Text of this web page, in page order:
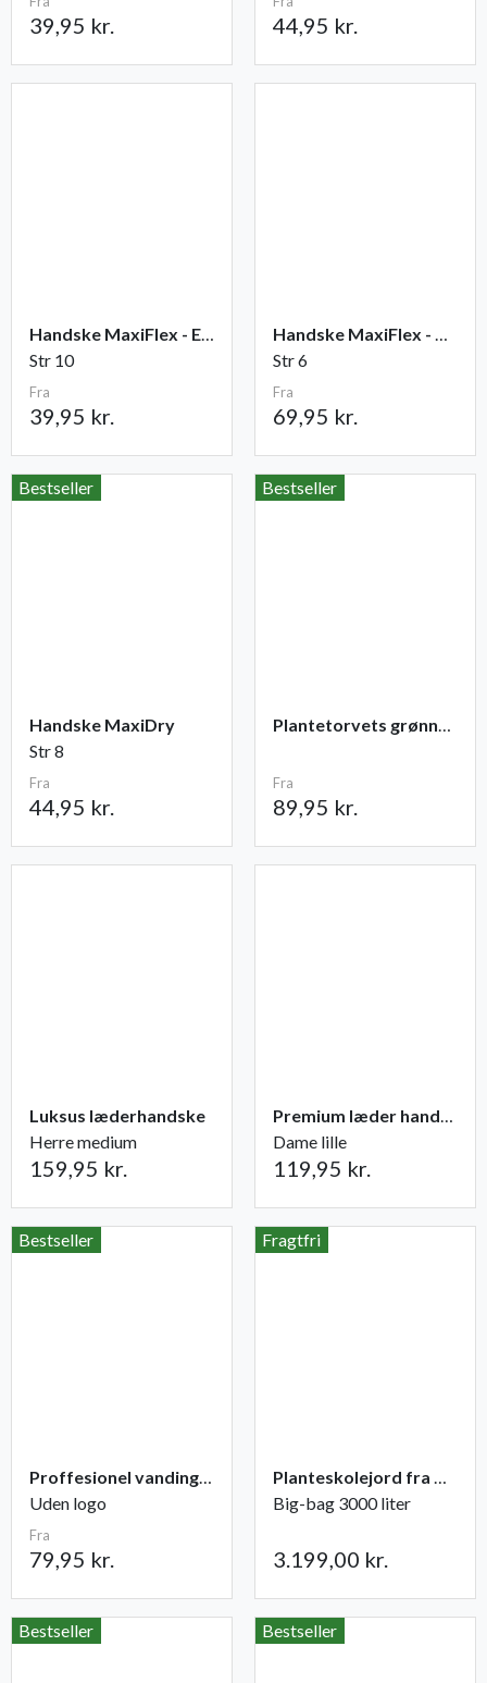
39,95 kr. 44,95 kr.
Handske MaxiFlex - Elite
Str 10
Fra
39,95 kr.
Handske MaxiFlex - Cut
Str 6
Fra
69,95 kr.
Bestseller
Handske MaxiDry
Str 8
Fra
44,95 kr.
Bestseller
Plantetorvets grønne vandingspose 75 liter
Fra
89,95 kr.
Luksus læderhandske
Herre medium
159,95 kr.
Premium læder handske Flutter
Dame lille
119,95 kr.
Bestseller
Proffesionel vandingspose 100 liter
Uden logo
Fra
79,95 kr.
Fragtfri
Planteskolejord fra Champost
Big-bag 3000 liter
3.199,00 kr.
Bestseller Bestseller